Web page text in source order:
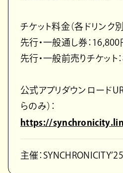
チケット料金（各ドリンク別
先行・一般通し券：16,800
先行・一般前売りチケット
公式アプリダウンロード
らのみ）：
https://
主催：